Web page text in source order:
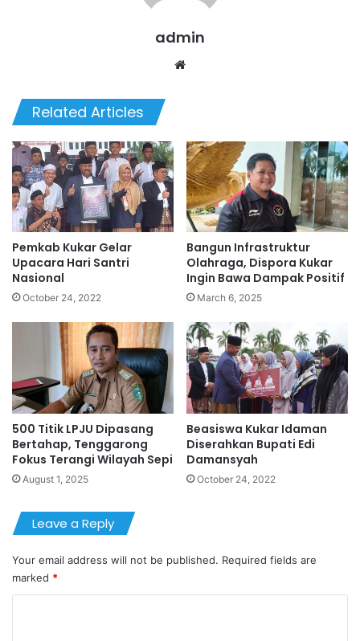
admin
Related Articles
Pemkab Kukar Gelar
Upacara Hari Santri
Nasional
October 24, 2022
Bangun Infrastruktur
Olahraga, Dispora Kukar
Ingin Bawa Dampak Positif
March 6, 2025
500 Titik LPJU Dipasang
Bertahap, Tenggarong
Fokus Terangi Wilayah Sepi
August 1, 2025
Beasiswa Kukar Idaman
Diserahkan Bupati Edi
Damansyah
October 24, 2022
Leave a Reply
Your email address will not be published. Required fields are
marked *